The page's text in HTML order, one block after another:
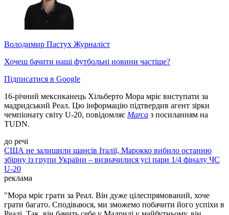
Володимир Пастух Журналіст
Хочеш бачити наші футбольні новини частіше?
Підписатися в Google
16-річний мексиканець Хільберто Мора мріє виступати за
мадридський Реал. Цю інформацію підтвердив агент зірки
чемпіонату світу U-20, повідомляє Marca з посиланням на
TUDN.
до речі
США не залишили шансів Італії, Марокко вибило останню
збірну із групи України – визначилися усі пари 1/4 фіналу ЧС
U-20
реклама
"Мора мріє грати за Реал. Він дуже цілеспрямований, хоче
грати багато. Сподіваюся, ми зможемо побачити його успіхи в